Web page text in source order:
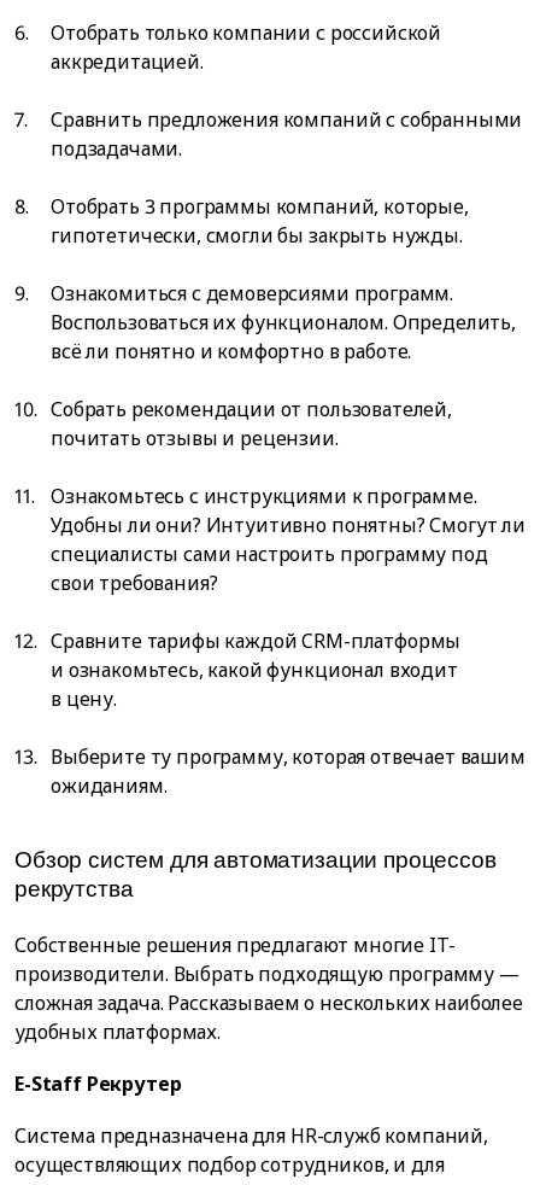
Отобрать только компании с российской
аккредитацией.
Сравнить предложения компаний с собранными
подзадачами.
Отобрать 3 программы компаний, которые,
гипотетически, смогли бы закрыть нужды.
Ознакомиться с демоверсиями программ.
Воспользоваться их функционалом. Определить,
всё ли понятно и комфортно в работе.
Собрать рекомендации от пользователей,
почитать отзывы и рецензии.
Ознакомьтесь с инструкциями к программе.
Удобны ли они? Интуитивно понятны? Смогут ли
специалисты сами настроить программу под
свои требования?
Сравните тарифы каждой CRM-платформы
и ознакомьтесь, какой функционал входит
в цену.
Выберите ту программу, которая отвечает вашим
ожиданиям.
Обзор систем для автоматизации процессов
рекрутства
Собственные решения предлагают многие IT-
производители. Выбрать подходящую программу —
сложная задача. Рассказываем о нескольких наиболее
удобных платформах.
E-Staff Рекрутер
Система предназначена для HR-служб компаний,
осуществляющих подбор сотрудников, и для